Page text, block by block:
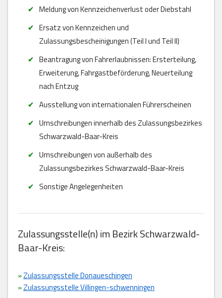
Meldung von Kennzeichenverlust oder Diebstahl
Ersatz von Kennzeichen und
Zulassungsbescheinigungen (Teil I und Teil II)
Beantragung von Fahrerlaubnissen: Ersterteilung,
Erweiterung, Fahrgastbeförderung, Neuerteilung
nach Entzug
Ausstellung von internationalen Führerscheinen
Umschreibungen innerhalb des Zulassungsbezirkes
Schwarzwald-Baar-Kreis
Umschreibungen von außerhalb des
Zulassungsbezirkes Schwarzwald-Baar-Kreis
Sonstige Angelegenheiten
Zulassungsstelle(n) im Bezirk Schwarzwald-
Baar-Kreis:
»Zulassungsstelle Donaueschingen
»Zulassungsstelle Villingen-schwenningen